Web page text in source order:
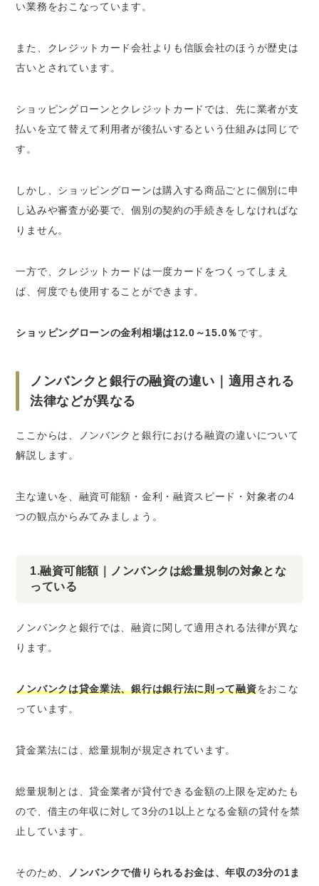
い業務をおこなっています。
また、クレジットカード会社よりも信販会社のほうが歴史は
古いとされています。
ショッピングローンとクレジットカードでは、先に業者が支
払いを立て替えて利用者が後払いするという仕組みは同じで
す。
しかし、ショッピングローンは購入する商品ごとに個別に申
し込みや審査が必要で、個別の契約の手続きをしなければな
りません。
一方で、クレジットカードは一度カードをつくってしまえ
ば、何度でも使用することができます。
ショッピングローンの金利相場は12.0～15.0％です。
ノンバンクと銀行の融資の違い｜適用される
法律などが異なる
ここからは、ノンバンクと銀行における融資の違いについて
解説します。
主な違いを、融資可能額・金利・融資スピード・対象者の4
つの観点からみてみましょう。
1.融資可能額｜ノンバンクは総量規制の対象とな
っている
ノンバンクと銀行では、融資に関して適用される法律が異な
ります。
ノンバンクは貸金業法、銀行は銀行法に則って融資をおこな
っています。
貸金業法には、総量規制が規定されています。
総量規制とは、貸金業者が貸付できる金額の上限を定めたも
ので、借主の年収に対して3分の1以上となる金額の貸付を禁
止しています。
そのため、
ノンバンクで借りられるお金は、年収の3分の1ま